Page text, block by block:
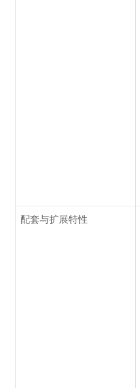
配套与扩展特性